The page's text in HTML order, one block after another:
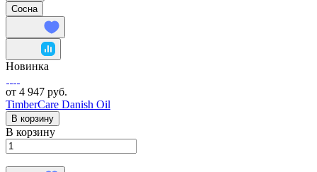
Сосна
Новинка
от 4 947 руб.
TimberCare Danish Oil
В корзину
В корзину